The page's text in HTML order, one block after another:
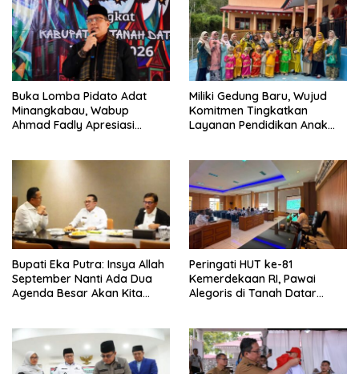
Buka Lomba Pidato Adat
Minangkabau, Wabup
Ahmad Fadly Apresiasi
Miliki Gedung Baru, Wujud
Komitmen Tingkatkan
Layanan Pendidikan Anak
Bupati Eka Putra: Insya Allah
September Nanti Ada Dua
Agenda Besar Akan Kita
Peringati HUT ke-81
Kemerdekaan RI, Pawai
Alegoris di Tanah Datar